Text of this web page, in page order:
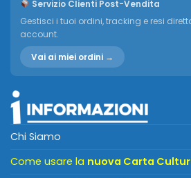
Servizio Clienti Post-Vendita
Gestisci i tuoi ordini, tracking e resi
account.
Vai ai miei ordini →
Chi Siamo
Come usare la nuova Carta